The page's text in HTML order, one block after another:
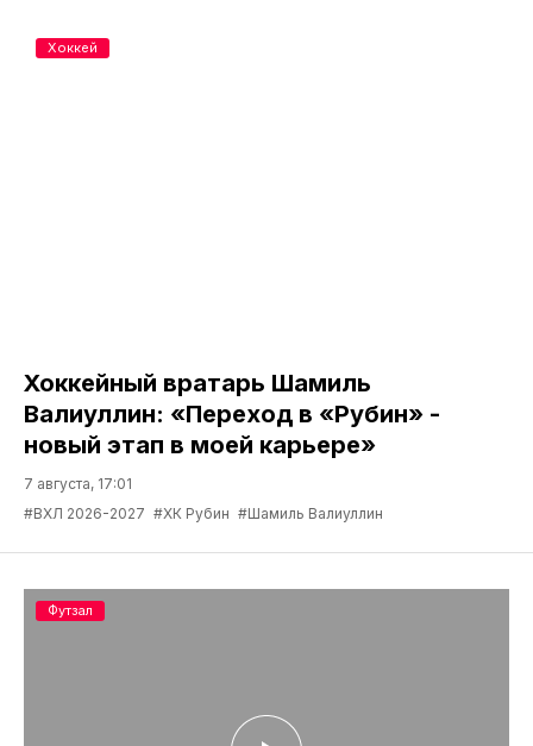
Хоккейный вратарь Шамиль
Валиуллин: «Переход в «Рубин» -
новый этап в моей карьере»
7 августа, 17:01
#ВХЛ 2026-2027 #ХК Рубин #Шамиль Валиуллин
Хоккей
Футзал